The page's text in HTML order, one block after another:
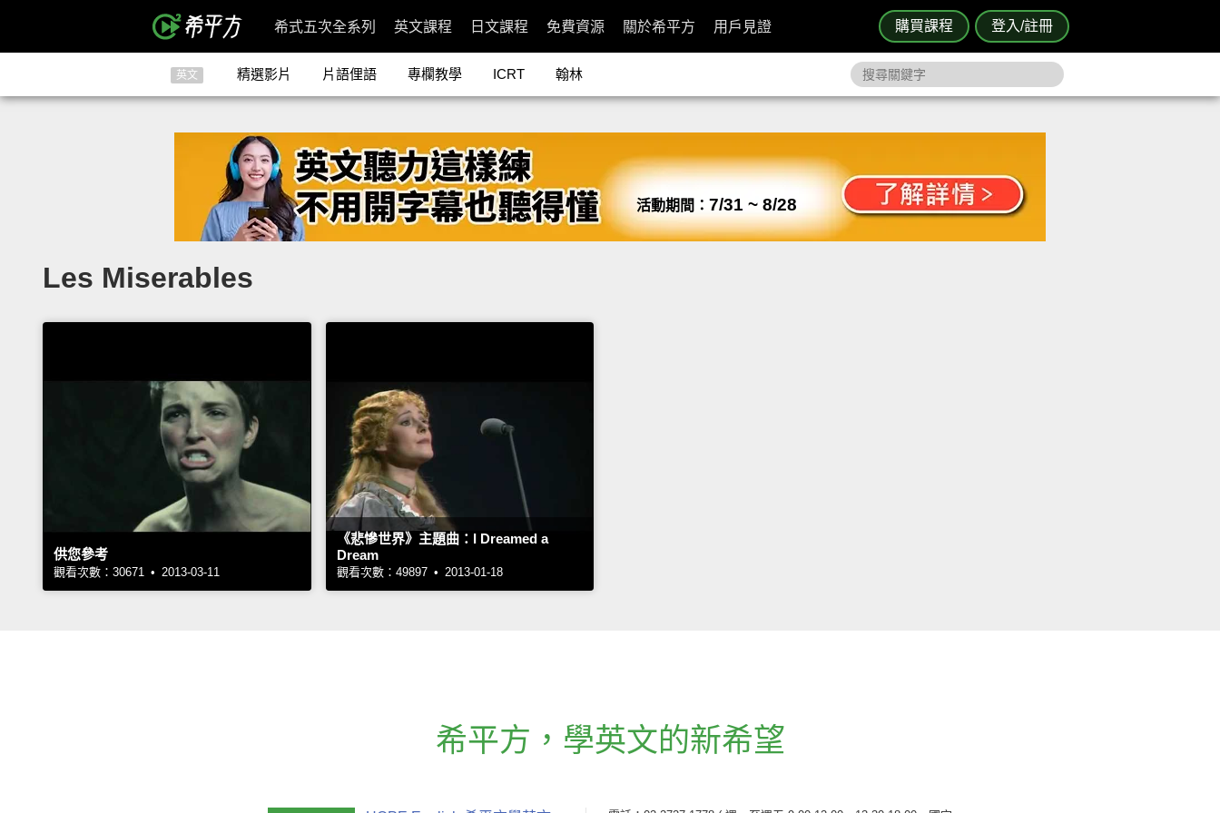
購買課程 登入/註冊
希式五次全系列 英文課程 日文課程 免費資源 關於希平方 用戶見證
英文 精選影片 片語俚語 專欄教學 ICRT 翰林
活動期間： 7/31 ~ 8/28
Les Miserables
供您參考
觀看次數：30671 • 2013-03-11
《悲慘世界》主題曲：I Dreamed a
Dream
觀看次數：49897 • 2013-01-18
希平方 ， 學英文的新希望